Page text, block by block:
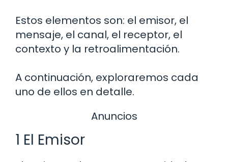
Estos elementos son: el emisor, el
mensaje, el canal, el receptor, el
contexto y la retroalimentación.
A continuación, exploraremos cada
uno de ellos en detalle.
Anuncios
1 El Emisor